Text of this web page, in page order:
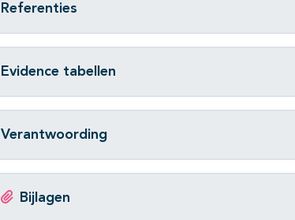
Referenties
Evidence tabellen
Verantwoording
Bijlagen